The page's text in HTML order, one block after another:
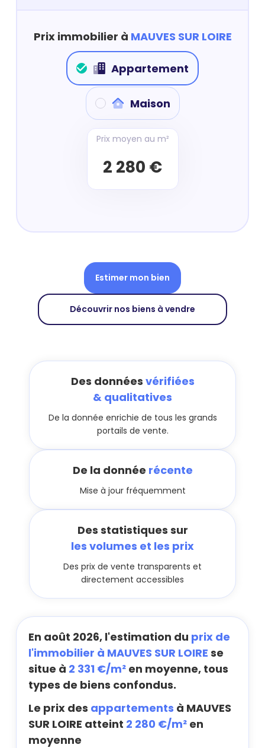
Prix immobilier à MAUVES SUR LOIRE
Appartement
Maison
Prix moyen au m²
2 280 €
Estimer mon bien
Découvrir nos biens à vendre
Des données vérifiées
& qualitatives
De la donnée enrichie de tous les grands
portails de vente.
De la donnée récente
Mise à jour fréquemment
Des statistiques sur
les volumes et les prix
Des prix de vente transparents et
directement accessibles
En août 2026, l'estimation du prix de
l'immobilier à MAUVES SUR LOIRE se
situe à 2 331 €/m² en moyenne, tous
types de biens confondus.
Le prix des appartements à MAUVES
SUR LOIRE atteint 2 280 €/m² en
moyenne